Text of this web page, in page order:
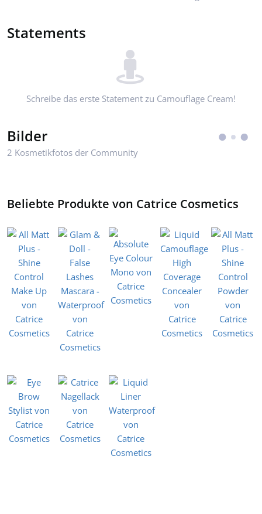
Statements
Schreibe das erste Statement zu Camouflage Cream!
Bilder
2 Kosmetikfotos der Community
Beliebte Produkte von Catrice Cosmetics